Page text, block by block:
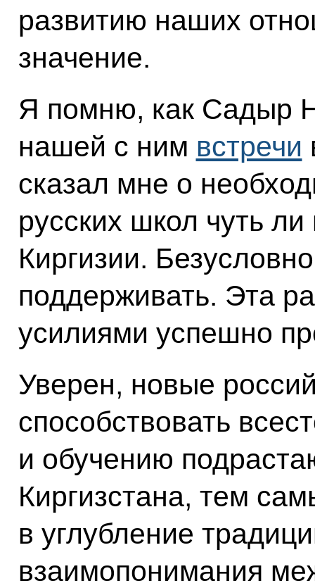
развитию наших
значение.
Я помню, как Садыр
нашей с ним встречи
сказал мне о
русских школ чуть
Киргизии.
поддерживать. Эта
усилиями успешно
Уверен, новые
способствовать
и обучению
Киргизстана, тем
в углубление
взаимопонимания